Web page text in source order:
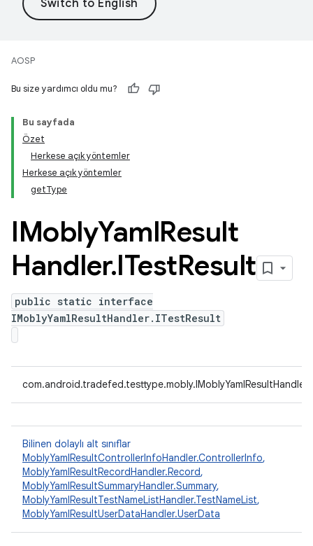
AOSP
Bu size yardımcı oldu mu?
Bu sayfada
Özet
Herkese açık yöntemler
Herkese açık yöntemler
getType
IMoblyYamlResult
Handler.ITestResult
public static interface
IMoblyYamlResultHandler.ITestResult
Bilinen dolaylı alt sınıflar
MoblyYamlResultControllerInfoHandler.ControllerInfo,
MoblyYamlResultRecordHandler.Record,
MoblyYamlResultSummaryHandler.Summary,
MoblyYamlResultTestNameListHandler.TestNameList,
MoblyYamlResultUserDataHandler.UserData